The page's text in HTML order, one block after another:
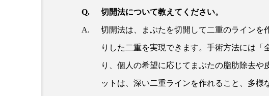
切開法について教えてください。
切開法は、まぶたを切開して二重のラインを
りした二重を実現できます。手術方法には「
り、個人の希望に応じてまぶたの脂肪除去や
ットは、深い二重ラインを作れること、多様